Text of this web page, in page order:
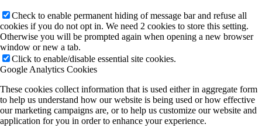
Check to enable permanent hiding of message bar and refuse all
cookies if you do not opt in. We need 2 cookies to store this setting.
Otherwise you will be prompted again when opening a new browser
window or new a tab.
Click to enable/disable essential site cookies.
Google Analytics Cookies
These cookies collect information that is used either in aggregate form
to help us understand how our website is being used or how effective
our marketing campaigns are, or to help us customize our website and
application for you in order to enhance your experience.